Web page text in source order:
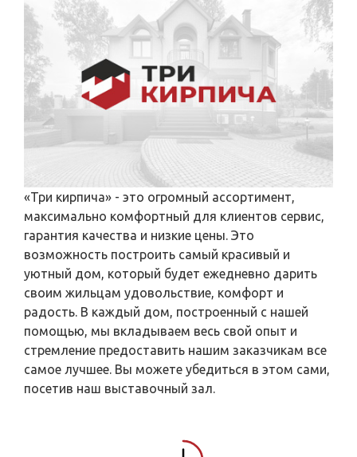
«Три кирпича» - это огромный ассортимент,
максимально комфортный для клиентов сервис,
гарантия качества и низкие цены. Это
возможность построить самый красивый и
уютный дом, который будет ежедневно дарить
своим жильцам удовольствие, комфорт и
радость. В каждый дом, построенный с нашей
помощью, мы вкладываем весь свой опыт и
стремление предоставить нашим заказчикам все
самое лучшее. Вы можете убедиться в этом сами,
посетив наш выставочный зал.